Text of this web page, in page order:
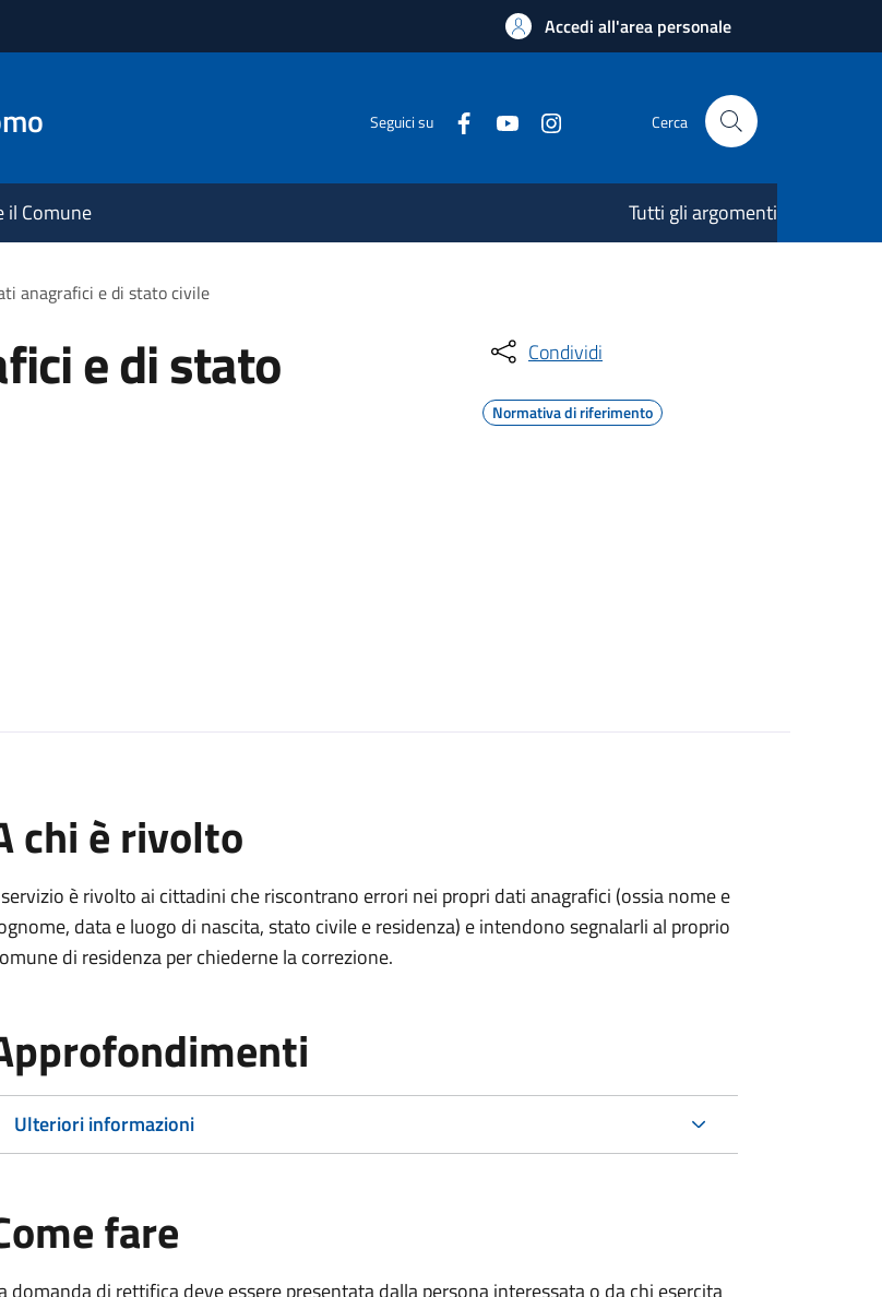
Accedi all'area personale
Seguici su Cerca
il Comune Tutti gli argomenti
anagrafici e di stato civile
e di stato Condividi
Normativa di riferimento
chi è rivolto
è rivolto ai cittadini che riscontrano errori nei propri dati anagrafici (ossia nome e
data e luogo di nascita, stato civile e residenza) e intendono segnalarli al proprio
di residenza per chiederne la correzione.
Ulteriori informazioni
fare
domanda di rettifica deve essere presentata dalla persona interessata o da chi esercita